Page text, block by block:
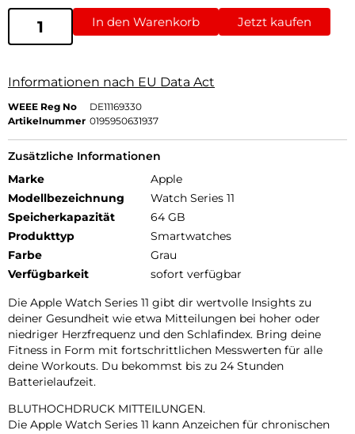
In den Warenkorb Jetzt kaufen
Informationen nach EU Data Act
WEEE Reg No
DE11169330
Artikelnummer 0195950631937
Zusätzliche Informationen
Marke
Apple
Modellbezeichnung
Watch Series 11
Speicherkapazität
64 GB
Produkttyp
Smartwatches
Farbe
Grau
Verfügbarkeit
sofort verfügbar
Die Apple Watch Series 11 gibt dir wertvolle Insights zu
deiner Gesundheit wie etwa Mitteilungen bei hoher oder
niedriger Herzfrequenz und den Schlafindex. Bring deine
Fitness in Form mit fortschrittlichen Messwerten für alle
deine Workouts. Du bekommst bis zu 24 Stunden
Batterielaufzeit.
BLUTHOCHDRUCK MITTEILUNGEN.
Die Apple Watch Series 11 kann Anzeichen für chronischen